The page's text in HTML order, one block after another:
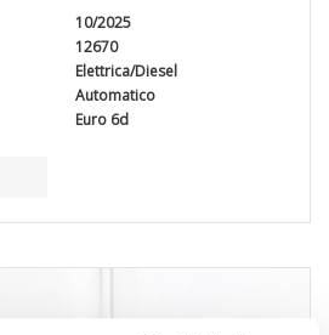
10/2025
12670
Elettrica/Diesel
Automatico
Euro 6d